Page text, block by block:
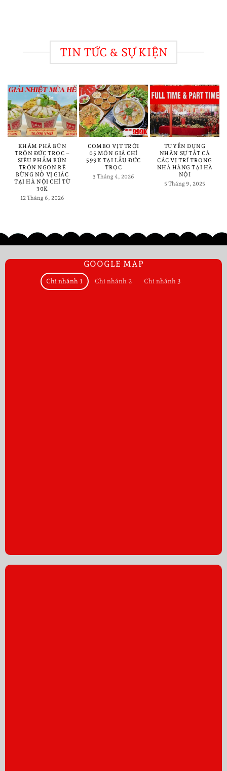
TIN TỨC & SỰ KIỆN
KHÁM PHÁ BÚN
TRỘN ĐỨC TRỌC –
SIÊU PHẨM BÚN
TRỘN NGON RẺ
BÙNG NỔ VỊ GIÁC
TẠI HÀ NỘI CHỈ TỪ
30K
12 Tháng 6, 2026
COMBO VỊT TRỜI
05 MÓN GIÁ CHỈ
599K TẠI LẨU ĐỨC
TRỌC
3 Tháng 4, 2026
TUYỂN DỤNG
NHÂN SỰ TẤT CẢ
CÁC VỊ TRÍ TRONG
NHÀ HÀNG TẠI HÀ
NỘI
5 Tháng 9, 2025
GOOGLE MAP
Chi nhánh 1 Chi nhánh 2 Chi nhánh 3